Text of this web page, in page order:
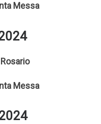
Messa
Messa